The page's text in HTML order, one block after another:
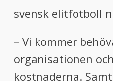
svensk elitfotboll
– Vi kommer
organisationen
kostnaderna.